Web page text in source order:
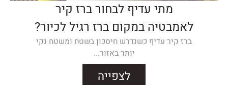
מתי עדיף לבחור ברז קיר
לאמבטיה במקום ברז רגיל לכיור?
ברז קיר עדיף כשנדרש חיסכון בשטח ומשטח נקי
יותר באזור...
לצפייה